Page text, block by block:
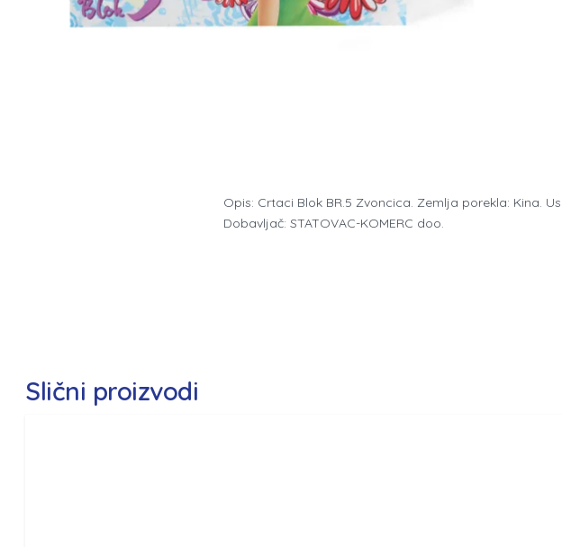
Opis: Crtaci Blok BR.5 Zvoncica. Zemlja porekla: Kina.
Dobavljač: STATOVAC-KOMERC doo.
Slični proizvodi